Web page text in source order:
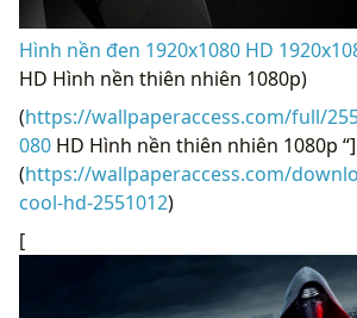
Hình nền đen 1920x1080 HD
HD Hình nền thiên nhiên 1080p)
(https://wallpaperaccess.com/full/
080 HD Hình nền thiên nhiên 1080p “]
(https://wallpaperaccess.com/
cool-hd-2551012)
[